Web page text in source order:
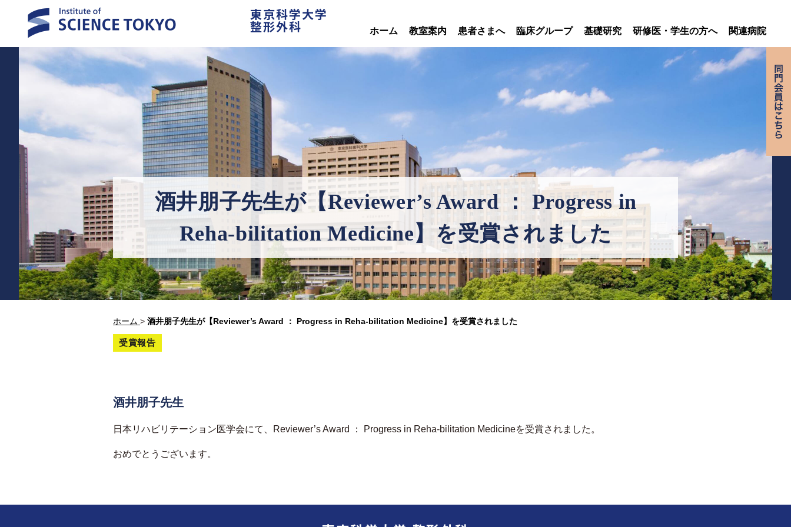
東京科学大学
整形外科 ホーム 教室案内 患者さまへ 臨床グループ 基礎研究 研修医・学生の方へ 関連病院
酒井朋子先生が【Reviewer’s Award ： Progress in
Reha-bilitation Medicine】を受賞されました
ホーム > 酒井朋子先生が【Reviewer’s Award ： Progress in Reha-bilitation Medicine】を受賞されました
受賞報告
酒井朋子先生
日本リハビリテーション医学会にて、Reviewer’s Award ： Progress in Reha-bilitation Medicineを受賞されました。
おめでとうございます。